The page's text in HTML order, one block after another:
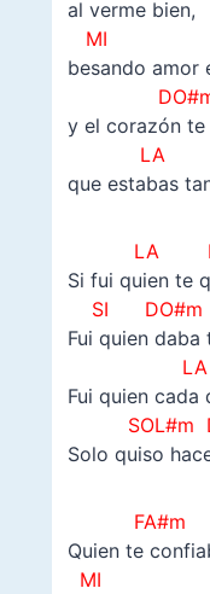
al verme bien,
MI
besando amor
DO#m
y el corazón te
LA
que estabas
LA
Si fui quien te
SI DO#m
Fui quien
LA
Fui quien cada
SOL#m
Solo quiso
FA#m
Quien te
MI